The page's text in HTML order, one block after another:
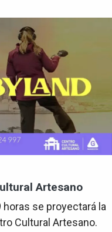
Artesano
horas se proyectará la
Cultural Artesano.